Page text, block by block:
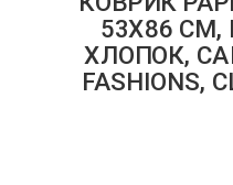
53Х86 СМ,
ХЛОПОК,
FASHIONS,